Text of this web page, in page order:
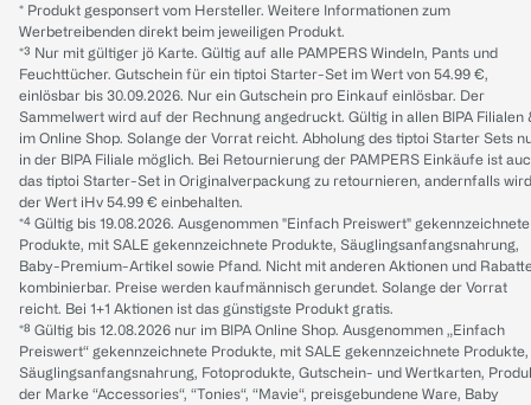
* Produkt gesponsert vom Hersteller. Weitere Informationen zum
Werbetreibenden direkt beim jeweiligen Produkt.
*³ Nur mit gültiger jö Karte. Gültig auf alle PAMPERS Windeln, Pants und
Feuchttücher. Gutschein für ein tiptoi Starter-Set im Wert von 54.99 €,
einlösbar bis 30.09.2026. Nur ein Gutschein pro Einkauf einlösbar. Der
Sammelwert wird auf der Rechnung angedruckt. Gültig in allen BIPA Filialen
im Online Shop. Solange der Vorrat reicht. Abholung des tiptoi Starter Sets
in der BIPA Filiale möglich. Bei Retournierung der PAMPERS Einkäufe ist
das tiptoi Starter-Set in Originalverpackung zu retournieren, andernfalls wird
der Wert iHv 54.99 € einbehalten.
*⁴ Gültig bis 19.08.2026. Ausgenommen "Einfach Preiswert" gekennzeichnete
Produkte, mit SALE gekennzeichnete Produkte, Säuglingsanfangsnahrung,
Baby-Premium-Artikel sowie Pfand. Nicht mit anderen Aktionen und
kombinierbar. Preise werden kaufmännisch gerundet. Solange der Vorrat
reicht. Bei 1+1 Aktionen ist das günstigste Produkt gratis.
*⁸ Gültig bis 12.08.2026 nur im BIPA Online Shop. Ausgenommen „Einfach
Preiswert“ gekennzeichnete Produkte, mit SALE gekennzeichnete Produkte,
Säuglingsanfangsnahrung, Fotoprodukte, Gutschein- und Wertkarten,
der Marke “Accessories“, “Tonies“, “Mavie“, preisgebundene Ware, Baby